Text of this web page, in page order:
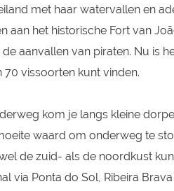
met haar watervallen en
aan het historische Fort van
aanvallen van piraten. Nu is
vissoorten kunt vinden.
kom je langs kleine
waard om onderweg te
de zuid- als de noordkust
via Ponta do Sol, Ribeira